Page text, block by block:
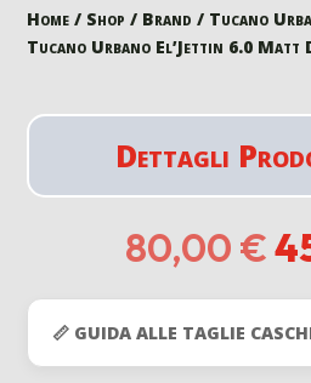
Home / Shop / Brand / Tucano
Tucano Urbano El’Jettin 6.0 Matt
Dettagli
80,00 €Il
📏 GUIDA ALLE TAGLIE